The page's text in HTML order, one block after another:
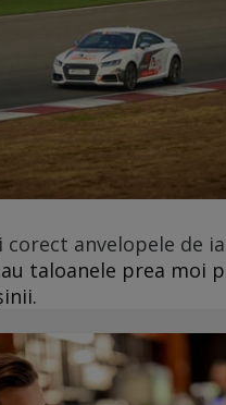
corect anvelopele de
taloanele prea moi